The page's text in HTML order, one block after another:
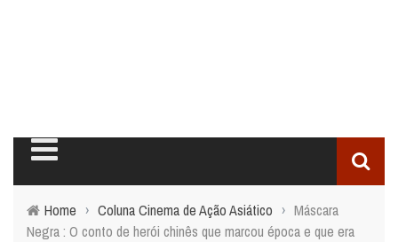
Home › Coluna Cinema de Ação Asiático › Máscara
Negra : O conto de herói chinês que marcou época e que era